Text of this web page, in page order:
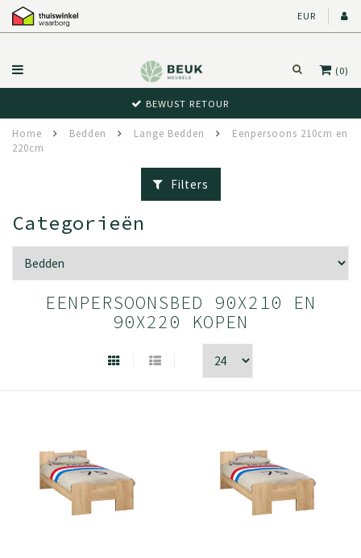
EUR
(0)
BEWUST RETOUR
Home Bedden Lange Bedden
Eenpersoons 210cm en
220cm
Filters
Categorieën
EENPERSOONSBED 90X210 EN
90X220 KOPEN